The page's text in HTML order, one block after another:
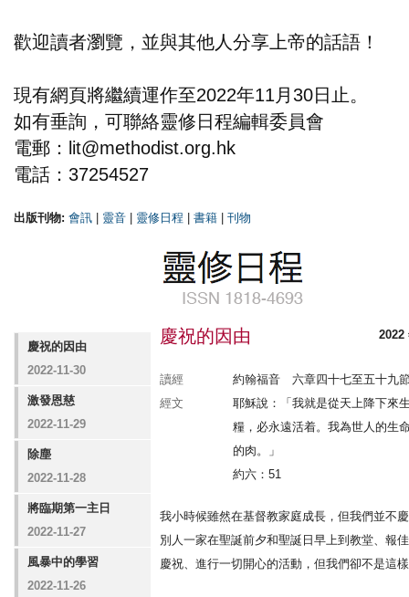
歡迎讀者瀏覽，並與其他人分享上帝的話語！
現有網頁將繼續運作至2022年11月30日止。
如有垂詢，可聯絡靈修日程編輯委員會
電郵： lit@methodist.org.hk
電話：37254527
出版刊物: 會訊 | 靈音 | 靈修日程 | 書籍 | 刊物
慶祝的因由
2022-11-30
激發恩慈
2022-11-29
除塵
2022-11-28
將臨期第一主日
2022-11-27
風暴中的學習
2022-11-26
慶祝的因由 2022
讀經
約翰福音 六章四十七至五十九
經文
耶穌說：「我就是從天上降下來
糧，必永遠活着。我為世人的生
的肉。」
約六：51
我小時候雖然在基督教家庭成長，但我們並不
別人一家在聖誕前夕和聖誕日早上到教堂、報
慶祝、進行一切開心的活動，但我們卻不是這